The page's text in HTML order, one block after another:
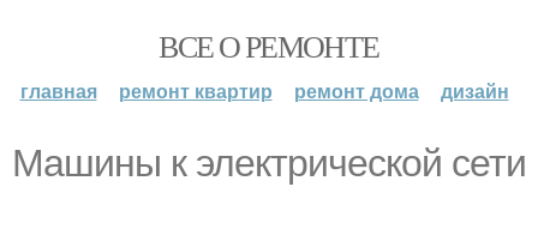
ВСЕ О РЕМОНТЕ
главная ремонт квартир ремонт дома дизайн
Машины к электрической сети